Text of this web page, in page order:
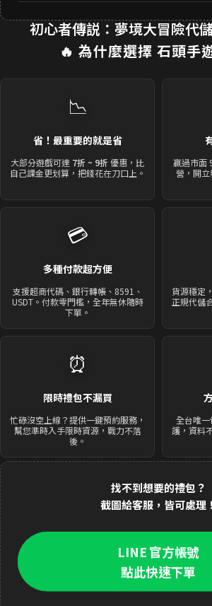
初心者傳説：夢境大冒險代
🔥 為什麼選擇 石頭手
📉
省！最重要的就是省
大部分遊戲可達 7折 ~ 9折 優惠，比
自己課金更划算，把錢花在刀口上。
贏過市面
營，開
💳
多種付款超方便
支援超商代碼、銀行轉帳、8591、
USDT。付款零門檻，全年無休隨時
下單。
貨源穩定
正規代儲
⏰
限時禮包不漏買
忙碌沒空上線？提供一鍵預約服務，
幫您準時入手限時資源，戰力不落
後。
全台唯
護，資料
找不到想要的禮包？
截圖給客服，皆可處理！
LINE 官方帳號
點此快速下單